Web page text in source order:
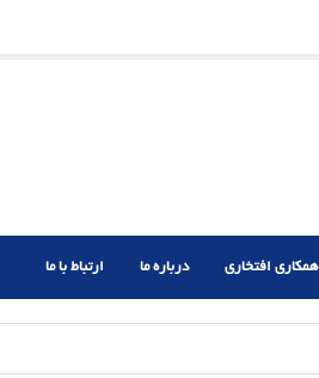
همکاری افتخاری درباره ما ارتباط با ما